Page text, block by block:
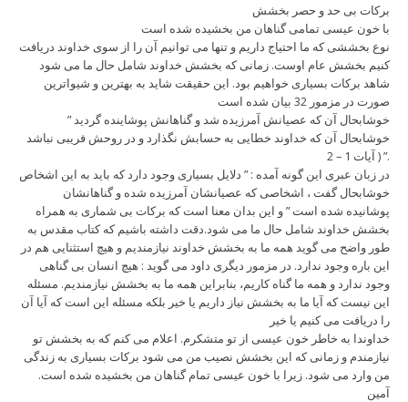
برکات بی حد و حصر بخشش
با خون عیسی تمامی گناهان من بخشیده شده است
نوع بخششی که ما احتیاج داریم و تنها می توانیم آن را از سوی خداوند دریافت
کنیم بخشش عام اوست. زمانی که بخشش خداوند شامل حال ما می شود
شاهد برکات بسیاری خواهیم بود. این حقیقت شاید به بهترین و شیواترین
صورت در مزمور 32 بیان شده است
” خوشابحال آن که عصیانش آمرزیده شد و گناهانش پوشاینده گردید
خوشابحال آن که خداوند خطایی به حسابش نگذارد و در روحش فریبی نباشد
.” ( آیات 1 – 2
در زبان عبری این گونه آمده : ” دلایل بسیاری وجود دارد که باید به این اشخاص
خوشابحال گفت ، اشخاصی که عصیانشان آمرزیده شده و گناهانشان
پوشانیده شده است ” و این بدان معنا است که برکات بی شماری به همراه
بخشش خداوند شامل حال ما می شود.دقت داشته باشیم که کتاب مقدس به
طور واضح می گوید همه ما به بخشش خداوند نیازمندیم و هیچ استثنایی هم در
این باره وجود ندارد. در مزمور دیگری داود می گوید : هیچ انسان بی گناهی
وجود ندارد و همه ما گناه کاریم، بنابراین همه ما به بخشش نیازمندیم. مسئله
این نیست که آیا ما به بخشش نیاز داریم یا خیر بلکه مسئله این است که آیا آن
را دریافت می کنیم یا خیر
خداوندا به خاطر خون عیسی از تو متشکرم. اعلام می کنم که به بخشش تو
نیازمندم و زمانی که این بخشش نصیب من می شود برکات بسیاری به زندگی
من وارد می شود. زیرا با خون عیسی تمام گناهان من بخشیده شده است.
آمین